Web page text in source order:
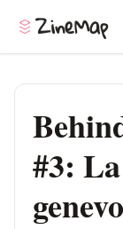
ZineMap
#3: